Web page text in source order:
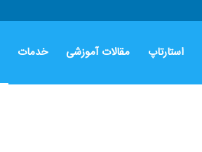
استارتاپ مقالات آموزشی خدمات